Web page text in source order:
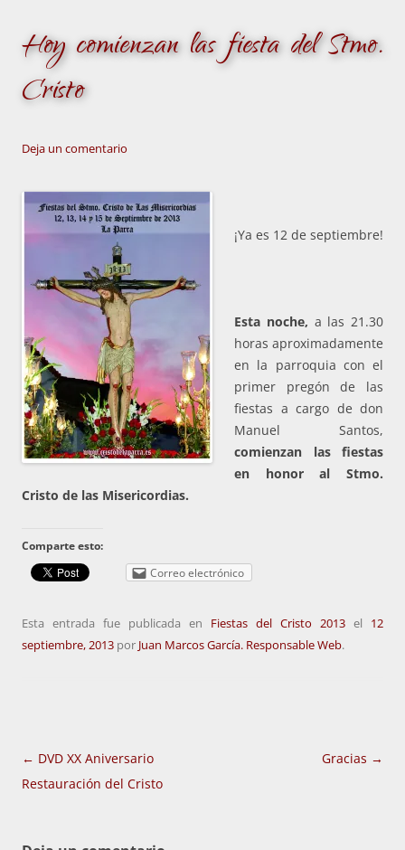
Hoy comienzan las fiesta del Stmo.
Cristo
Deja un comentario
¡Ya es 12 de septiembre!
Esta noche, a las 21.30
horas aproximadamente
en la parroquia con el
primer pregón de las
fiestas a cargo de don
Manuel Santos,
comienzan las fiestas
en honor al Stmo.
Cristo de las Misericordias.
Comparte esto:
Correo electrónico
Esta entrada fue publicada en Fiestas del Cristo 2013 el 12
septiembre, 2013 por Juan Marcos García. Responsable Web.
Navegación
de
← DVD XX Aniversario
Restauración del Cristo
Gracias →